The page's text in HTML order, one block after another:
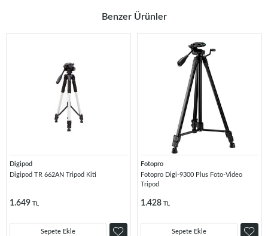
Benzer Ürünler
Digipod
Digipod TR 662AN Tripod Kiti
1.649 TL
Sepete Ekle
Fotopro
Fotopro Digi-9300 Plus Foto-Video
Tripod
1.428 TL
Sepete Ekle